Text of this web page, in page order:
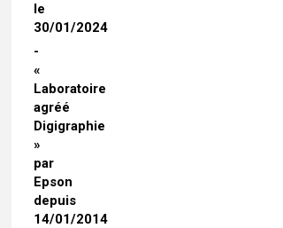
le
30/01/2024
«
Laboratoire
agréé
Digigraphie
»
par
Epson
depuis
14/01/2014